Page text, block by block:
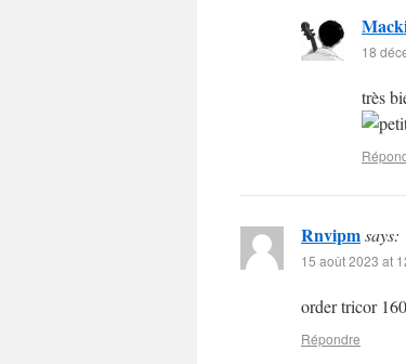
18
très
Rnvipmsays:
15 août 2023 at
order tricor
Répondre